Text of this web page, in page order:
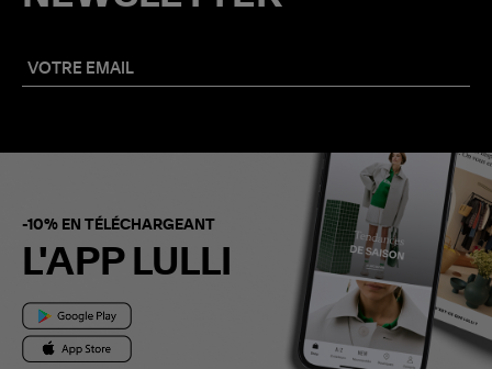
-10% EN TÉLÉCHARGEANT
L'APP LULLI